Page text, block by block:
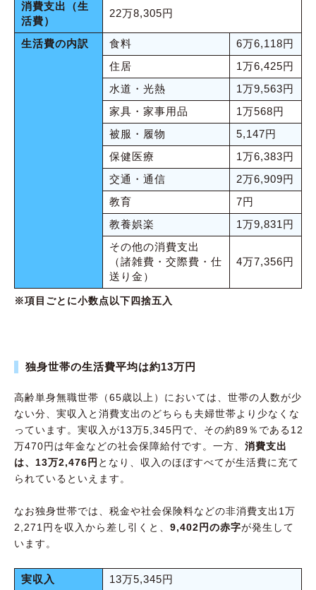
消費支出（生
活費）
22万8,305円
生活費の内訳 食料
6万6,118円
住居
1万6,425円
水道・光熱
1万9,563円
家具・家事用品
1万568円
被服・履物
5,147円
保健医療
1万6,383円
交通・通信
2万6,909円
教育
7円
教養娯楽
1万9,831円
その他の消費支出
（諸雑費・交際費・仕
送り金）
4万7,356円
※項目ごとに小数点以下四捨五入
独身世帯の生活費平均は約13万円
高齢単身無職世帯（65歳以上）においては、世帯の人数が少
ない分、実収入と消費支出のどちらも夫婦世帯より少なくな
っています。実収入が13万5,345円で、その約89％である12
万470円は年金などの社会保障給付です。一方、 消費支出
は、13万2,476円 となり、収入のほぼすべてが生活費に充て
られているといえます。
なお独身世帯では、税金や社会保険料などの非消費支出1万
2,271円を収入から差し引くと、 9,402円の赤字が発生して
います。
実収入 13万5,345円